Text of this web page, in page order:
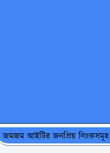
জমজম আইটির জনপ্রিয় লিংকসমূহ